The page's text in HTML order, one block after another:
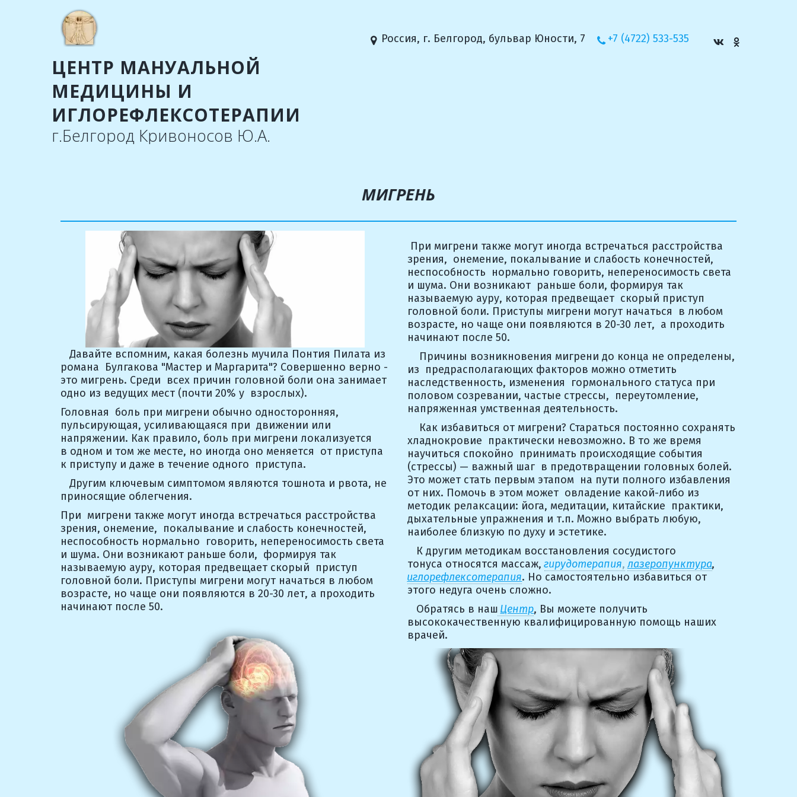
ЦЕНТР МАНУАЛЬНОЙ
МЕДИЦИНЫ И
ИГЛОРЕФЛЕКСОТЕРАПИИ
г.Белгород Кривоносов Ю.А.
+7 (4722) 533-535
Россия, г. Белгород, бульвар Юности, 7
МИГРЕНЬ
Давайте вспомним, какая болезнь мучила Понтия Пилата из
романа  Булгакова "Мастер и Маргарита"? Совершенно верно -
это мигрень. Среди  всех причин головной боли она занимает
одно из ведущих мест (почти 20% у  взрослых).
Головная  боль при мигрени обычно односторонняя,
пульсирующая, усиливающаяся при  движении или
напряжении. Как правило, боль при мигрени локализуется
в одном и том же месте, но иногда оно меняется  от приступа
к приступу и даже в течение одного  приступа.
Другим ключевым симптомом являются тошнота и рвота, не
приносящие облегчения.
При  мигрени также могут иногда встречаться расстройства
зрения, онемение,  покалывание и слабость конечностей,
неспособность нормально  говорить, непереносимость света
и шума. Они возникают раньше боли,  формируя так
называемую ауру, которая предвещает скорый  приступ
головной боли. Приступы мигрени могут начаться в любом
возрасте, но чаще они появляются в 20-30 лет, а проходить
начинают после 50.
зрения,  онемение, покалывание и слабость конечностей,
неспособность  нормально говорить, непереносимость света
и шума. Они возникают  раньше боли, формируя так
называемую ауру, которая предвещает  скорый приступ
головной боли. Приступы мигрени могут начаться  в любом
возрасте, но чаще они появляются в 20-30 лет,  а проходить
начинают после 50.
Причины возникновения мигрени до конца не определены,
из  предрасполагающих факторов можно отметить
наследственность, изменения  гормонального статуса при
половом созревании, частые стрессы,  переутомление,
напряженная умственная деятельность.
Как избавиться от мигрени? Стараться постоянно сохранять
хладнокровие  практически невозможно. В то же время
научиться спокойно  принимать происходящие события
(стрессы) — важный шаг  в предотвращении головных болей.
Это может стать первым этапом  на пути полного избавления
от них. Помочь в этом может  овладение какой-либо из
методик релаксации: йога, медитации, китайские  практики,
дыхательные упражнения и т.п. Можно выбрать любую,
наиболее близкую по духу и эстетике.
К другим методикам восстановления сосудистого
тонуса относятся массаж, гирудотерапия, лазеропунктура
иглорефлексотерапия. Но самостоятельно избавиться от
этого недуга очень сложно.
Обратясь в наш Центр, Вы можете получить
высококачественную квалифицированную помощь наших
врачей.